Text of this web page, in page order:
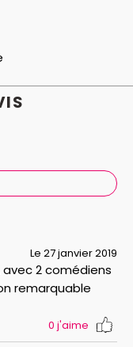
Le 27 janvier 2019
2 comédiens
remarquable
0 j'aime